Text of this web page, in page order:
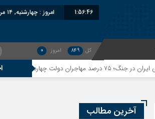
1:56:47 امروز : چهارشنبه, ۱۴ مرداد , ۱۴۰۵
کل 849 امروز 0
آخرین مطالب